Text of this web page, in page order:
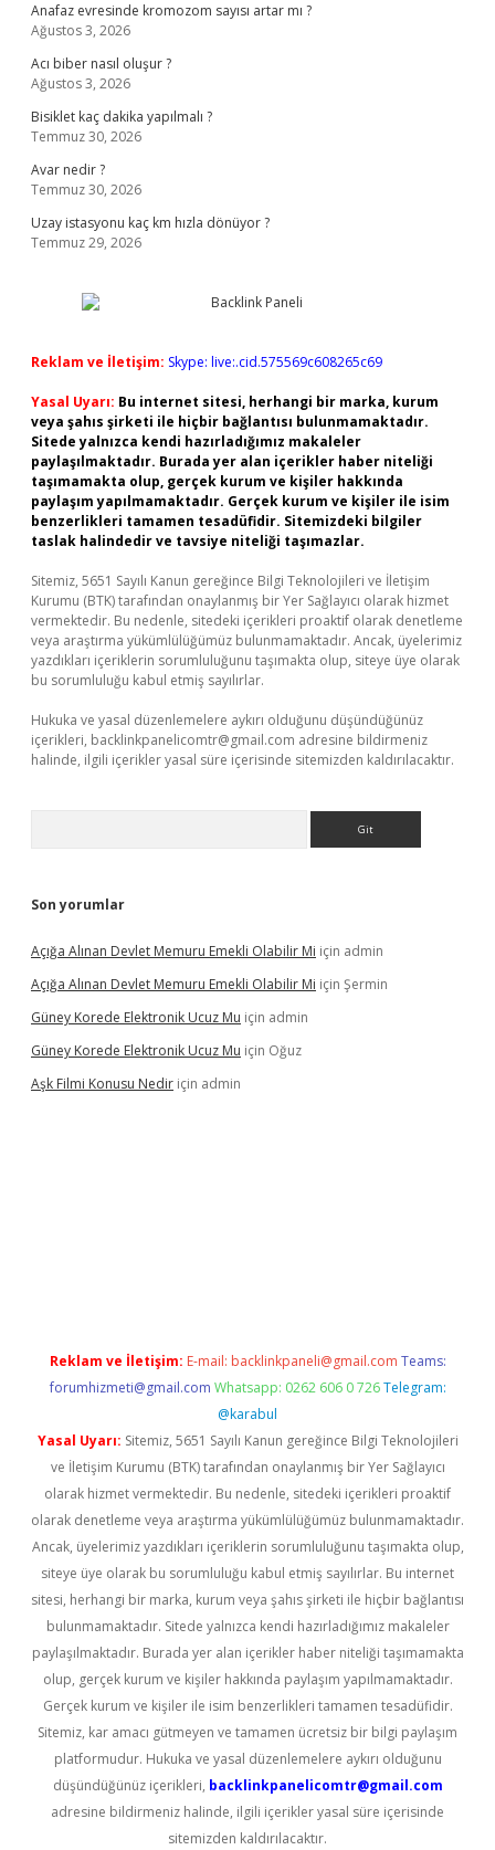
Anafaz evresinde kromozom sayısı artar mı ?
Ağustos 3, 2026
Acı biber nasıl oluşur ?
Ağustos 3, 2026
Bisiklet kaç dakika yapılmalı ?
Temmuz 30, 2026
Avar nedir ?
Temmuz 30, 2026
Uzay istasyonu kaç km hızla dönüyor ?
Temmuz 29, 2026
Reklam ve İletişim: Skype: live:.cid.575569c608265c69
Yasal Uyarı: Bu internet sitesi, herhangi bir marka, kurum
veya şahıs şirketi ile hiçbir bağlantısı bulunmamaktadır.
Sitede yalnızca kendi hazırladığımız makaleler
paylaşılmaktadır. Burada yer alan içerikler haber niteliği
taşımamakta olup, gerçek kurum ve kişiler hakkında
paylaşım yapılmamaktadır. Gerçek kurum ve kişiler ile isim
benzerlikleri tamamen tesadüfidir. Sitemizdeki bilgiler
taslak halindedir ve tavsiye niteliği taşımazlar.
Sitemiz, 5651 Sayılı Kanun gereğince Bilgi Teknolojileri ve İletişim
Kurumu (BTK) tarafından onaylanmış bir Yer Sağlayıcı olarak hizmet
vermektedir. Bu nedenle, sitedeki içerikleri proaktif olarak denetleme
veya araştırma yükümlülüğümüz bulunmamaktadır. Ancak, üyelerimiz
yazdıkları içeriklerin sorumluluğunu taşımakta olup, siteye üye olarak
bu sorumluluğu kabul etmiş sayılırlar.
Hukuka ve yasal düzenlemelere aykırı olduğunu düşündüğünüz
içerikleri, backlinkpanelicomtr@gmail.com adresine bildirmeniz
halinde, ilgili içerikler yasal süre içerisinde sitemizden kaldırılacaktır.
Son yorumlar
Açığa Alınan Devlet Memuru Emekli Olabilir Mi için admin
Açığa Alınan Devlet Memuru Emekli Olabilir Mi için Şermin
Güney Korede Elektronik Ucuz Mu için admin
Güney Korede Elektronik Ucuz Mu için Oğuz
Aşk Filmi Konusu Nedir için admin
Reklam ve İletişim: E-mail: backlinkpaneli@gmail.com Teams:
forumhizmeti@gmail.com Whatsapp: 0262 606 0 726 Telegram:
@karabul
Yasal Uyarı: Sitemiz, 5651 Sayılı Kanun gereğince Bilgi Teknolojileri
ve İletişim Kurumu (BTK) tarafından onaylanmış bir Yer Sağlayıcı
olarak hizmet vermektedir. Bu nedenle, sitedeki içerikleri proaktif
olarak denetleme veya araştırma yükümlülüğümüz bulunmamaktadır.
Ancak, üyelerimiz yazdıkları içeriklerin sorumluluğunu taşımakta olup,
siteye üye olarak bu sorumluluğu kabul etmiş sayılırlar. Bu internet
sitesi, herhangi bir marka, kurum veya şahıs şirketi ile hiçbir bağlantısı
bulunmamaktadır. Sitede yalnızca kendi hazırladığımız makaleler
paylaşılmaktadır. Burada yer alan içerikler haber niteliği taşımamakta
olup, gerçek kurum ve kişiler hakkında paylaşım yapılmamaktadır.
Gerçek kurum ve kişiler ile isim benzerlikleri tamamen tesadüfidir.
Sitemiz, kar amacı gütmeyen ve tamamen ücretsiz bir bilgi paylaşım
platformudur. Hukuka ve yasal düzenlemelere aykırı olduğunu
düşündüğünüz içerikleri, backlinkpanelicomtr@gmail.com
adresine bildirmeniz halinde, ilgili içerikler yasal süre içerisinde
sitemizden kaldırılacaktır.